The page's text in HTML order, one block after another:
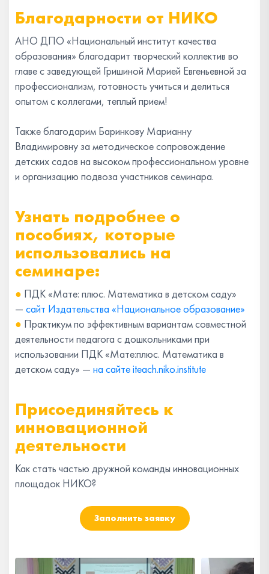
Благодарности от НИКО
АНО ДПО «Национальный институт качества
образования» благодарит творческий коллектив во
главе с заведующей Гришиной Марией Евгеньевной за
профессионализм, готовность учиться и делиться
опытом с коллегами, теплый прием!
Также благодарим Баринкову Марианну
Владимировну за методическое сопровождение
детских садов на высоком профессиональном уровне
и организацию подвоза участников семинара.
Узнать подробнее о
пособиях, которые
использовались на
семинаре:
● ПДК «Мате: плюс. Математика в детском саду»
— сайт Издательства «Национальное образование»
● Практикум по эффективным вариантам совместной
деятельности педагога с дошкольниками при
использовании ПДК «Мате:плюс. Математика в
детском саду» — на сайте iteach.niko.institute
Присоединяйтесь к
инновационной
деятельности
Как стать частью дружной команды инновационных
площадок НИКО?
Заполнить заявку